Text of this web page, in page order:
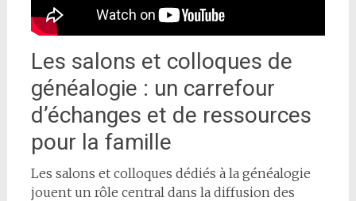
Les salons et colloques de
généalogie : un carrefour
d’échanges et de ressources
pour la famille
Les salons et colloques dédiés à la généalogie
jouent un rôle central dans la diffusion des